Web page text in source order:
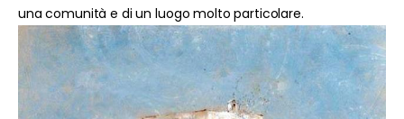
una comunità e di un luogo molto particolare.